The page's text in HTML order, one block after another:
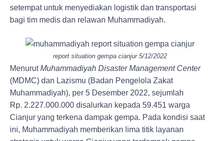
setempat untuk menyediakan logistik dan transportasi
bagi tim medis dan relawan Muhammadiyah.
report situation gempa cianjur 5/12/2022
MenurutMuhammadiyah Disaster Management Center
(MDMC) dan Lazismu (Badan Pengelola Zakat
Muhammadiyah), per 5 Desember 2022, sejumlah
Rp. 2.227.000.000 disalurkan kepada 59.451 warga
Cianjur yang terkena dampak gempa. Pada kondisi saat
ini, Muhammadiyah memberikan lima titik layanan